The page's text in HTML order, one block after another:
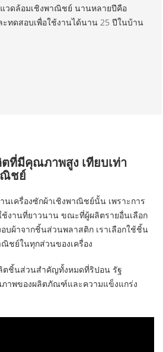
วดล้อมเชิงพาณิชย์ นานหลายปีคือ
ทดสอบเพื่อใช้งานได้นาน 25 ปีในบ้าน
ที่มีคุณภาพสูง เทียบเท่า
ณิชย์
นเครื่องซักผ้าเชิงพาณิชย์นั้น เพราะการ
งานที่ยาวนาน ขณะที่ผู้ผลิตรายอื่นเลือก
อบผ้าจากชิ้นส่วนพลาสติก เราเลือกใช้ชิ้น
ชย์ในทุกส่วนของเครื่อง
ตชิ้นส่วนสำคัญทั้งหมดที่ริปอน รัฐ
าพของผลิตภัณฑ์และความแข็งแกร่ง